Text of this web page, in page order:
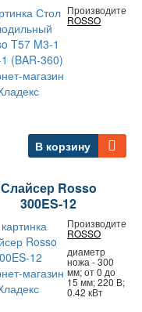
Производитель:
ROSSO
В корзину
Слайсер Rosso
300ES-12
Производитель:
ROSSO
диаметр
ножа - 300
мм; от 0 до
15 мм; 220 В;
0.42 кВт